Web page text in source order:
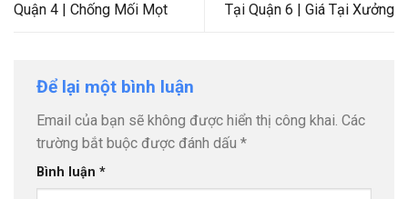
Quận 4 | Chống Mối Mọt
Tại Quận 6 | Giá Tại Xưởng
Để lại một bình luận
Email của bạn sẽ không được hiển thị công khai. Các
trường bắt buộc được đánh dấu *
Bình luận *